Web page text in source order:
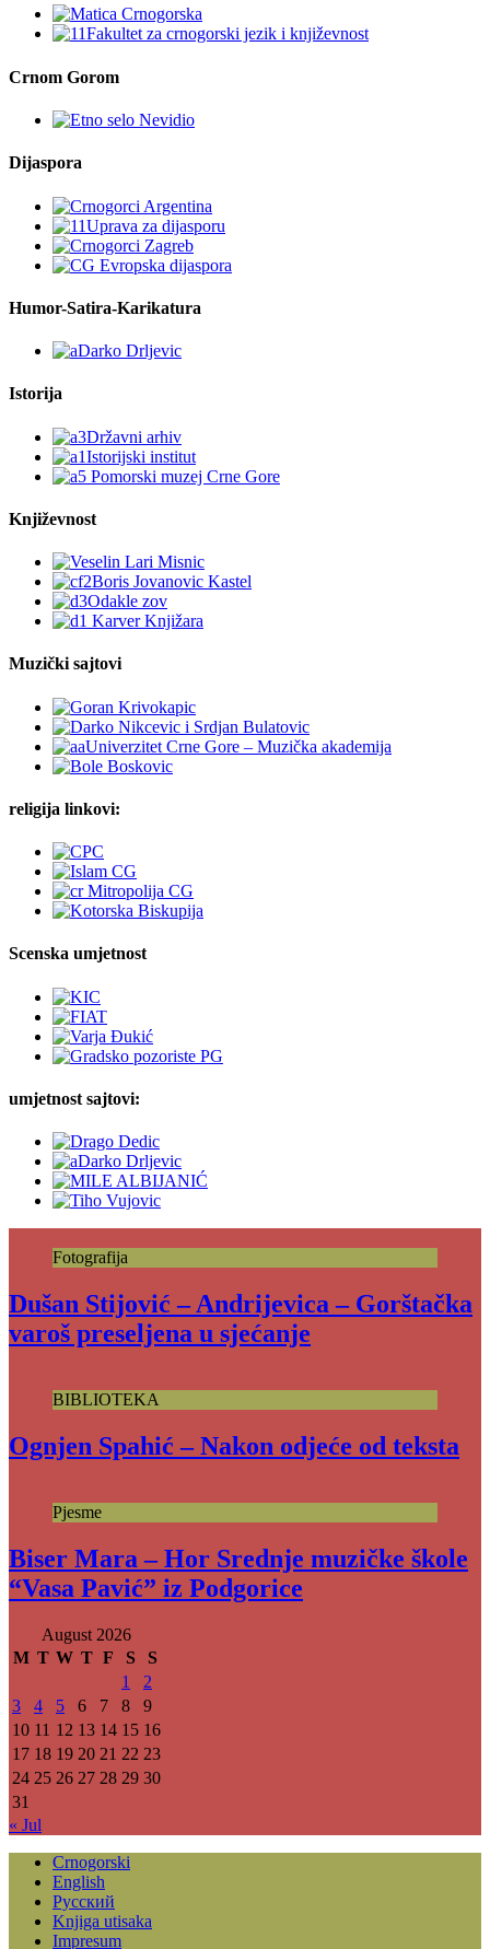
Crnom Gorom
Dijaspora
Humor-Satira-Karikatura
Istorija
Književnost
Muzički sajtovi
religija linkovi:
Scenska umjetnost
umjetnost sajtovi:
Fotografija
Dušan Stijović – Andrijevica – Gorštačka
varoš preseljena u sjećanje
BIBLIOTEKA
Ognjen Spahić – Nakon odjeće od teksta
Pjesme
Biser Mara – Hor Srednje muzičke škole
“Vasa Pavić” iz Podgorice
August 2026
M T W T F S
S
1
2
3
4 5 6 7 8
9
10 11 12 13 14 15 16
17 18 19 20 21 22 23
24 25 26 27 28 29 30
31
« Jul
Crnogorski
English
Русский
Knjiga utisaka
Impresum